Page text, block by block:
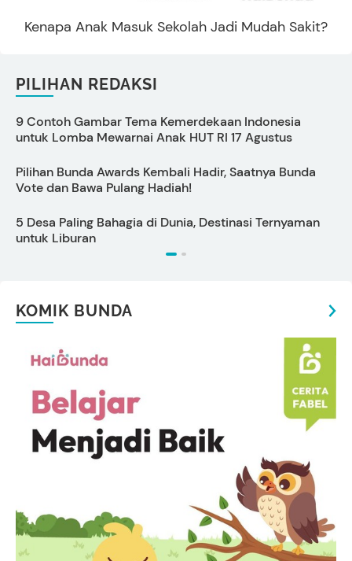
Kenapa Anak Masuk Sekolah Jadi Mudah Sakit?
PILIHAN REDAKSI
9 Contoh Gambar Tema Kemerdekaan Indonesia
untuk Lomba Mewarnai Anak HUT RI 17 Agustus
Pilihan Bunda Awards Kembali Hadir, Saatnya Bunda
Vote dan Bawa Pulang Hadiah!
5 Desa Paling Bahagia di Dunia, Destinasi Ternyaman
untuk Liburan
KOMIK BUNDA